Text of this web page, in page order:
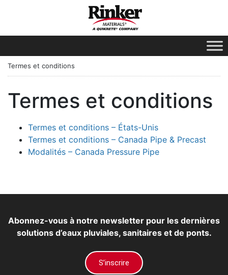
Termes et conditions
Termes et conditions
Termes et conditions – États-Unis
Termes et conditions – Canada Pipe & Precast
Modalités – Canada Pressure Pipe
Abonnez-vous à notre newsletter pour les dernières
solutions d’eaux pluviales, sanitaires et de ponts.
S’inscrire